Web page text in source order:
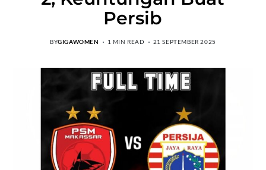
Persib
BYGIGAWOMEN 1 MIN READ 21 SEPTEMBER 2025